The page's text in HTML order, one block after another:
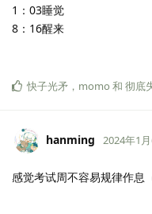
1：03睡觉
8：16醒来
快子光矛 ， momo 和 彻底
hanming 2024年1
感觉考试周不容易规律作息